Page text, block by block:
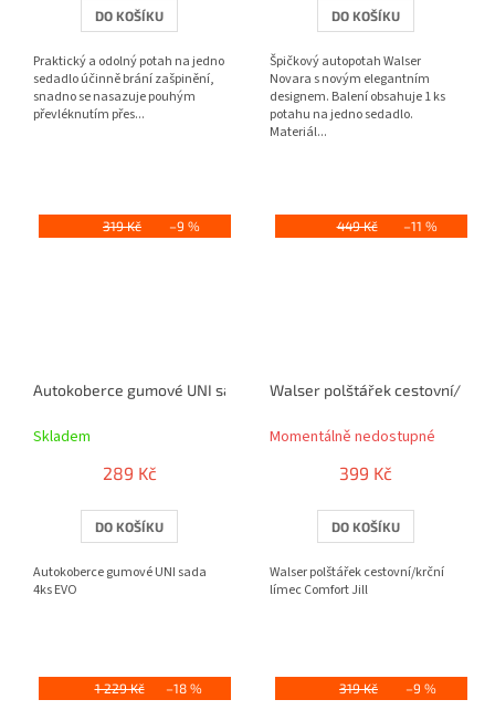
DO KOŠÍKU
Praktický a odolný potah na jedno
sedadlo účinně brání zašpinění,
snadno se nasazuje pouhým
převléknutím přes...
DO KOŠÍKU
Špičkový autopotah Walser
Novara s novým elegantním
designem. Balení obsahuje 1 ks
potahu na jedno sedadlo.
Materiál...
319 Kč –9 %
Autokoberce gumové UNI sada 4ks EVO
Skladem
289 Kč
DO KOŠÍKU
Autokoberce gumové UNI sada
4ks EVO
449 Kč –11 %
Walser polštářek cestovní/
Momentálně nedostupné
399 Kč
DO KOŠÍKU
Walser polštářek cestovní/krční
límec Comfort Jill
1 229 Kč –18 % 319 Kč –9 %